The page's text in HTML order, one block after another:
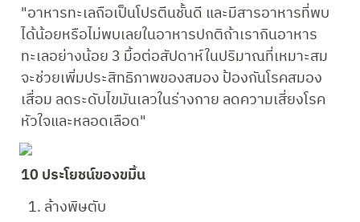
"อาหารทะเลถือเป็นโปรตีนชั้นดี และมีสารอาหารที่พบ
ได้น้อยหรือไม่พบเลยในอาหารปกติถ้าเรากินอาหาร
ทะเลอย่างน้อย 3 มื้อต่อสัปดาห์ในปริมาณที่เหมาะสม
จะช่วยเพิ่มประสิทธิภาพของสมอง ป้องกันโรคสมอง
เสื่อม ลดระดับไขมันเลวในร่างกาย ลดความเสี่ยงโรค
หัวใจและหลอดเลือด"
10 ประโยชน์ของขมิ้น
ล้างพิษตับ